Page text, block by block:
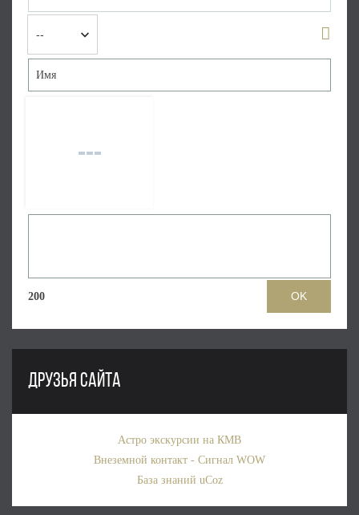
200
ДРУЗЬЯ САЙТА
Астро экскурсии на КМВ
Внеземной контакт - Сигнал WOW
База знаний uCoz